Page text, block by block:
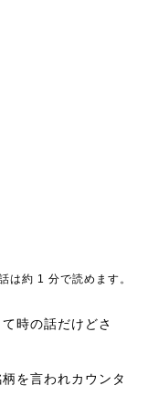
は約 1 分で読めます。
時の話だけどさ
を言われカウンタ